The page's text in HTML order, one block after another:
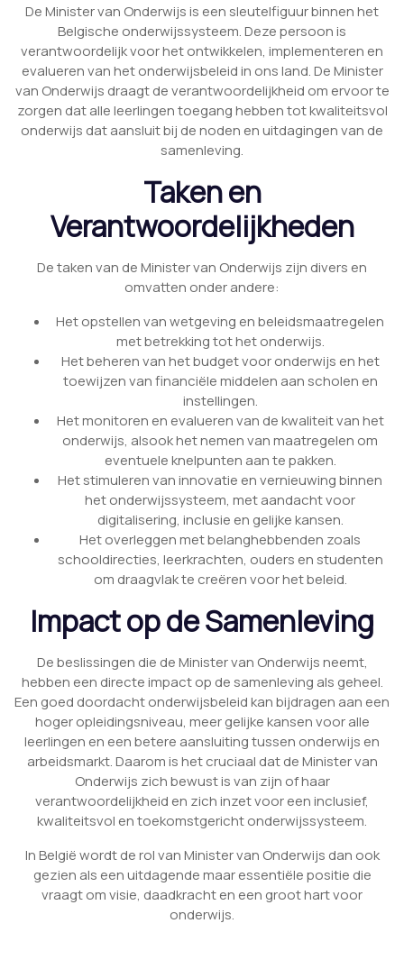
De Minister van Onderwijs is een sleutelfiguur binnen het
Belgische onderwijssysteem. Deze persoon is
verantwoordelijk voor het ontwikkelen, implementeren en
evalueren van het onderwijsbeleid in ons land. De Minister
van Onderwijs draagt de verantwoordelijkheid om ervoor te
zorgen dat alle leerlingen toegang hebben tot kwaliteitsvol
onderwijs dat aansluit bij de noden en uitdagingen van de
samenleving.
Taken en
Verantwoordelijkheden
De taken van de Minister van Onderwijs zijn divers en
omvatten onder andere:
Het opstellen van wetgeving en beleidsmaatregelen
met betrekking tot het onderwijs.
Het beheren van het budget voor onderwijs en het
toewijzen van financiële middelen aan scholen en
instellingen.
Het monitoren en evalueren van de kwaliteit van het
onderwijs, alsook het nemen van maatregelen om
eventuele knelpunten aan te pakken.
Het stimuleren van innovatie en vernieuwing binnen
het onderwijssysteem, met aandacht voor
digitalisering, inclusie en gelijke kansen.
Het overleggen met belanghebbenden zoals
schooldirecties, leerkrachten, ouders en studenten
om draagvlak te creëren voor het beleid.
Impact op de Samenleving
De beslissingen die de Minister van Onderwijs neemt,
hebben een directe impact op de samenleving als geheel.
Een goed doordacht onderwijsbeleid kan bijdragen aan een
hoger opleidingsniveau, meer gelijke kansen voor alle
leerlingen en een betere aansluiting tussen onderwijs en
arbeidsmarkt. Daarom is het cruciaal dat de Minister van
Onderwijs zich bewust is van zijn of haar
verantwoordelijkheid en zich inzet voor een inclusief,
kwaliteitsvol en toekomstgericht onderwijssysteem.
In België wordt de rol van Minister van Onderwijs dan ook
gezien als een uitdagende maar essentiële positie die
vraagt om visie, daadkracht en een groot hart voor
onderwijs.